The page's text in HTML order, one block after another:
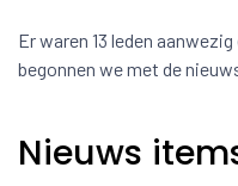
Er waren 13 leden
begonnen we met de
Nieuws